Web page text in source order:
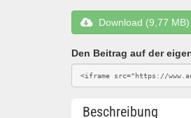
Download (9,77 MB)
Den Beitrag auf der
Beschreibung